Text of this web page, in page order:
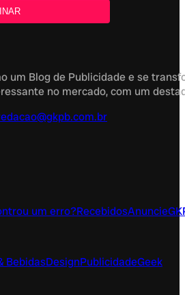
um Blog de Publicidade e se
no mercado, com um
um erro?RecebidosAnuncie
BebidasDesignPublicidadeGeek